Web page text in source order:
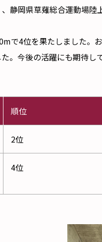
静岡県草薙総合運動場
で4位を果たしました。
。今後の活躍にも期待して
順位
2位
4位